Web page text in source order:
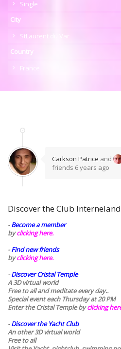
Single
City
StLaurent du Var
Country
France
Carkson Patrice and
friends 6 years ago
Discover the Club
-Become a member
byclicking here.
-Find new friends
byclicking here.
-Discover Cristal Temple
A 3D virtual world
Free to all and meditate every day..
Special event each Thursday at 20 PM
Enter the Cristal Temple byclicking
-Discover the Yacht Club
An other 3D virtual world
Free to all